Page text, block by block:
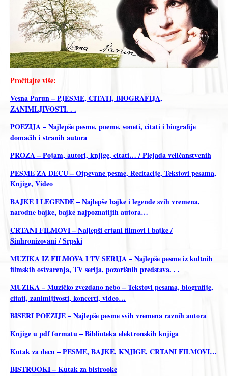
Pročitajte više:
Vesna Parun – PJESME, CITATI, BIOGRAFIJA,
ZANIMLJIVOSTI. . .
POEZIJA – Najlepše pesme, poeme, soneti, citati i biografije
domaćih i stranih autora
PROZA – Pojam, autori, knjige, citati… / Plejada veličanstvenih
PESME ZA DECU – Otpevane pesme, Recitacije, Tekstovi pesama,
Knjige, Video
BAJKE I LEGENDE – Najlepše bajke i legende svih vremena,
narodne bajke, bajke najpoznatijih autora…
CRTANI FILMOVI – Najlepši crtani filmovi i bajke /
Sinhronizovani / Srpski
MUZIKA IZ FILMOVA I TV SERIJA – Najlepše pesme iz kultnih
filmskih ostvarenja, TV serija, pozorišnih predstava. . .
MUZIKA – Muzičko zvezdano nebo – Tekstovi pesama, biografije,
citati, zanimljivosti, koncerti, video…
BISERI POEZIJE – Najlepše pesme svih vremena raznih autora
Knjige u pdf formatu – Biblioteka elektronskih knjiga
Kutak za decu – PESME, BAJKE, KNJIGE, CRTANI FILMOVI…
BISTROOKI – Kutak za bistrooke